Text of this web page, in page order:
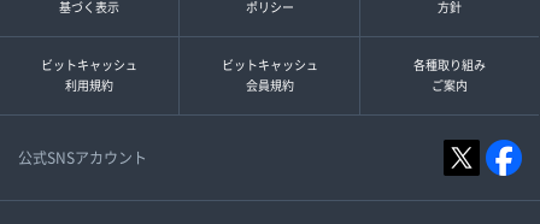
基づく表示
ポリシー
方針
ビットキャッシュ
利用規約
ビットキャッシュ
会員規約
各種取り組み
ご案内
公式SNSアカウント